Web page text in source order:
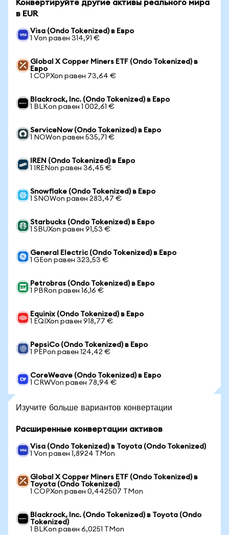
Конвертируйте другие активы реального мира
в EUR
Visa (Ondo Tokenized) в Евро
1 Von равен 314,91 €
Global X Copper Miners ETF (Ondo Tokenized) в
Евро
1 COPXon равен 73,64 €
Blackrock, Inc. (Ondo Tokenized) в Евро
1 BLKon равен 1 002,61 €
ServiceNow (Ondo Tokenized) в Евро
1 NOWon равен 535,71 €
IREN (Ondo Tokenized) в Евро
1 IRENon равен 36,45 €
Snowflake (Ondo Tokenized) в Евро
1 SNOWon равен 283,47 €
Starbucks (Ondo Tokenized) в Евро
1 SBUXon равен 91,53 €
General Electric (Ondo Tokenized) в Евро
1 GEon равен 323,53 €
Petrobras (Ondo Tokenized) в Евро
1 PBRon равен 16,16 €
Equinix (Ondo Tokenized) в Евро
1 EQIXon равен 918,77 €
PepsiCo (Ondo Tokenized) в Евро
1 PEPon равен 124,42 €
CoreWeave (Ondo Tokenized) в Евро
1 CRWVon равен 78,94 €
Изучите больше вариантов конвертации
Расширенные конвертации активов
Visa (Ondo Tokenized) в Toyota (Ondo Tokenized)
1 Von равен 1,8924 TMon
Global X Copper Miners ETF (Ondo Tokenized) в
Toyota (Ondo Tokenized)
1 COPXon равен 0,442507 TMon
Blackrock, Inc. (Ondo Tokenized) в Toyota (Ondo
Tokenized)
1 BLKon равен 6,0251 TMon